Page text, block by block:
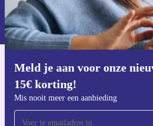
Meld je aan voor onze
15€ korting!
Mis nooit meer een aanbieding
Informatie over het gebruik van
privacybeleid
Download de